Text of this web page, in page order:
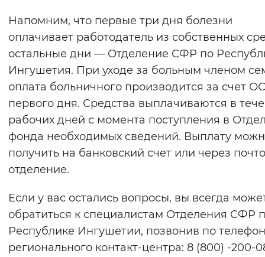
Напомним, что первые три дня болезни
оплачивает работодатель из собственных
остальные дни — Отделение СФР по
Ингушетия. При уходе за больным членом
оплата больничного производится за счет
первого дня. Средства выплачиваются в
рабочих дней с момента поступления в
фонда необходимых сведений. Выплату
получить на банковский счет или через
отделение.
Если у вас остались вопросы, вы всегда
обратиться к специалистам Отделения СФР
Республике Ингушетии, позвонив по
регионального контакт-центра: 8 (800) -200-